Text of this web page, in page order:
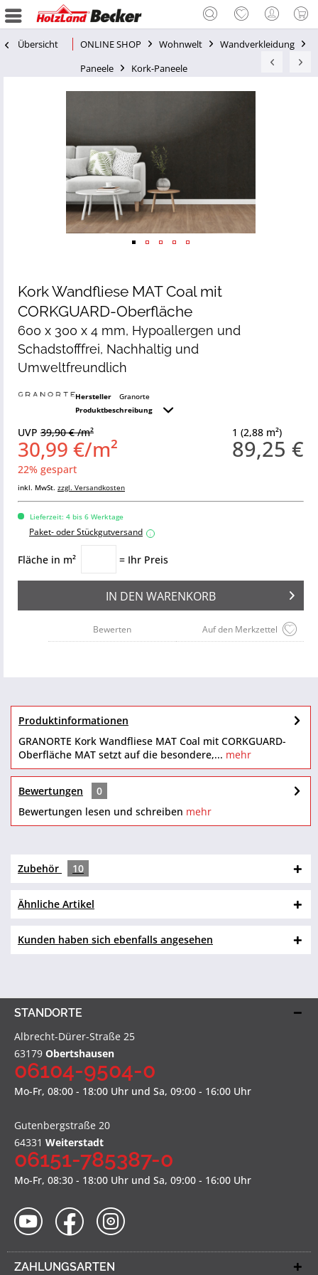
Übersicht ONLINE SHOP Wohnwelt
Wandverkleidung
Paneele
Kork-Paneele
Kork Wandfliese MAT Coal mit
CORKGUARD-Oberfläche
600 x 300 x 4 mm, Hypoallergen und
Schadstofffrei, Nachhaltig und
Umweltfreundlich
Hersteller
Granorte
Produktbeschreibung
1 (2,88 m²)
89,25 €
UVP 39,90 € /m²
30,99 €/m²
22% gespart
inkl. MwSt. zzgl. Versandkosten
Lieferzeit: 4 bis 6 Werktage
Paket- oder Stückgutversand i
Fläche in m² = Ihr Preis
IN DEN WARENKORB
Auf den Merkzettel
Bewerten
Produktinformationen
GRANORTE Kork Wandfliese MAT Coal mit CORKGUARD-
Oberfläche MAT setzt auf die besondere,... mehr
Bewertungen
0
Bewertungen lesen und schreiben mehr
Zubehör 10
Ähnliche Artikel
Kunden haben sich ebenfalls angesehen
STANDORTE
Albrecht-Dürer-Straße 25
63179 Obertshausen
06104-9504-0
Mo-Fr, 08:00 - 18:00 Uhr und Sa, 09:00 - 16:00 Uhr
Gutenbergstraße 20
64331 Weiterstadt
06151-785387-0
Mo-Fr, 08:30 - 18:00 Uhr und Sa, 09:00 - 16:00 Uhr
ZAHLUNGSARTEN